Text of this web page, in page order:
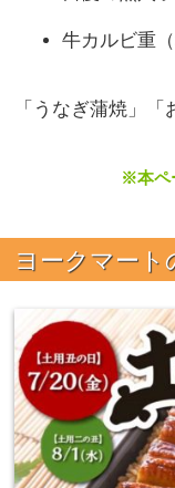
牛カルビ重（
「うなぎ蒲焼」「
※本ペ
ヨークマート